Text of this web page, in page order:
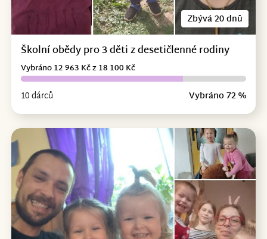
Zbývá 20 dnů
Školní obědy pro 3 děti z desetičlenné rodiny
10 dárců Vybráno 72 %
Vybráno 12 963 Kč z 18 100 Kč